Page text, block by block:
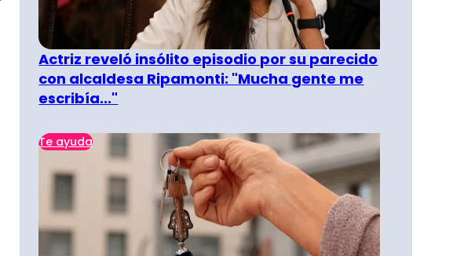
Actriz reveló insólito episodio por su parecido
con alcaldesa Ripamonti: "Mucha gente me
escribía..."
Te ayuda